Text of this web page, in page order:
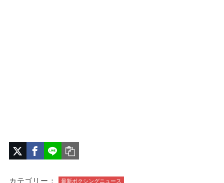
カテゴリー： 最新ボクシングニュース